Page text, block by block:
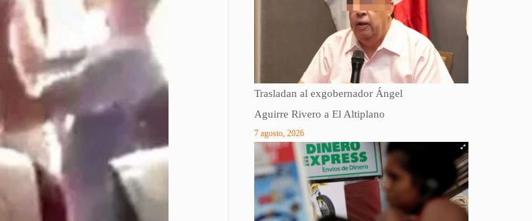
Trasladan al exgobernador Ángel
Aguirre Rivero a El Altiplano
7 agosto, 2026